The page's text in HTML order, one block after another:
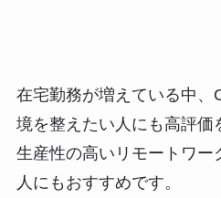
在宅勤務が増えている中、
境を整えたい人にも高評価
生産性の高いリモートワー
人にもおすすめです。